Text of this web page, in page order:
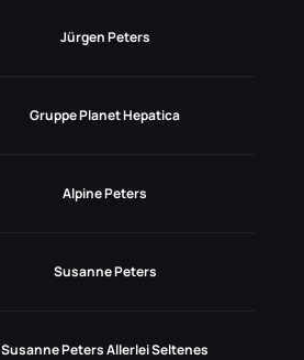
Jürgen Peters
Gruppe Planet Hepatica
Alpine Peters
Susanne Peters
Susanne Peters Allerlei Seltenes